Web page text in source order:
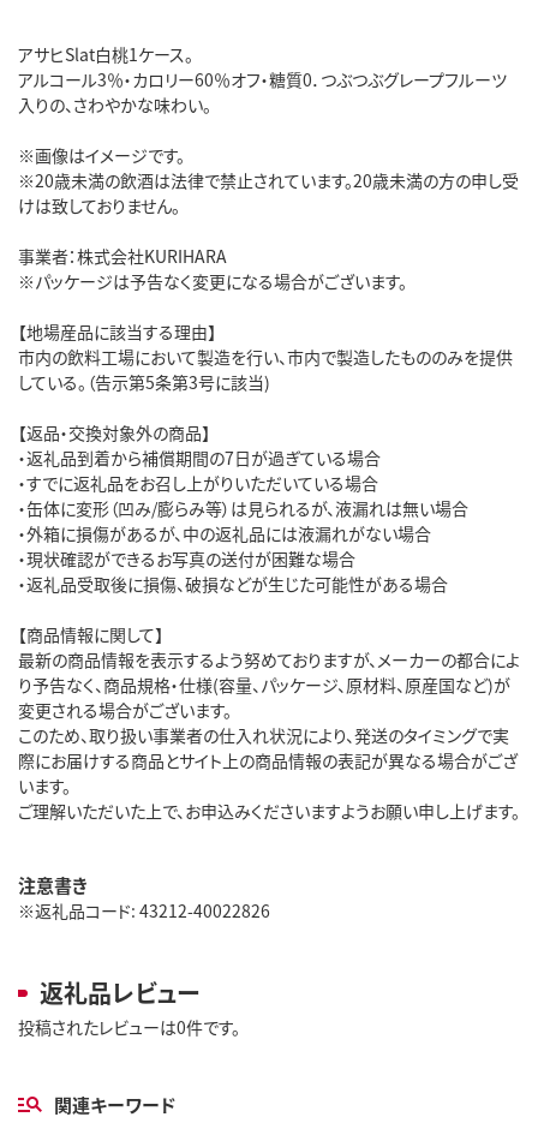
アサヒSlat白桃1ケース。
アルコール3％・カロリー60％オフ・糖質0．つぶつぶグレープフルーツ
入りの、さわやかな味わい。
※画像はイメージです。
※20歳未満の飲酒は法律で禁止されています。20歳未満の方の申し受
けは致しておりません。
事業者：株式会社KURIHARA
※パッケージは予告なく変更になる場合がございます。
【地場産品に該当する理由】
市内の飲料工場において製造を行い、市内で製造したもののみを提供
している。（告示第5条第3号に該当)
【返品・交換対象外の商品】
・返礼品到着から補償期間の7日が過ぎている場合
・すでに返礼品をお召し上がりいただいている場合
・缶体に変形（凹み/膨らみ等）は見られるが、液漏れは無い場合
・外箱に損傷があるが、中の返礼品には液漏れがない場合
・現状確認ができるお写真の送付が困難な場合
・返礼品受取後に損傷、破損などが生じた可能性がある場合
【商品情報に関して】
最新の商品情報を表示するよう努めておりますが、メーカーの都合によ
り予告なく、商品規格・仕様(容量、パッケージ、原材料、原産国など)が
変更される場合がございます。
このため、取り扱い事業者の仕入れ状況により、発送のタイミングで実
際にお届けする商品とサイト上の商品情報の表記が異なる場合がござ
います。
ご理解いただいた上で、お申込みくださいますようお願い申し上げます。
注意書き
※返礼品コード: 43212-40022826
返礼品レビュー
投稿されたレビューは0件です。
関連キーワード